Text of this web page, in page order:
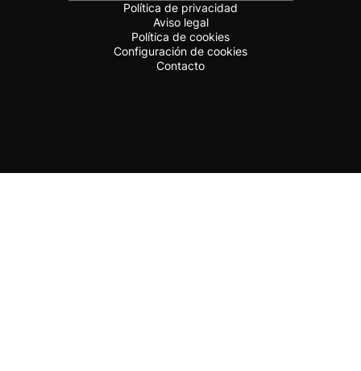
Política de privacidad
Aviso legal
Política de cookies
Configuración de cookies
Contacto